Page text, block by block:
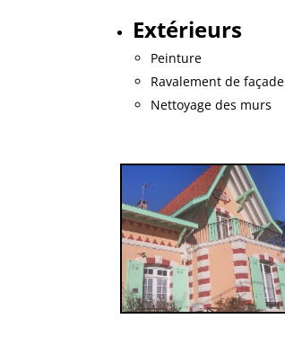
Extérieurs
Peinture
Ravalement de façade
Nettoyage des murs